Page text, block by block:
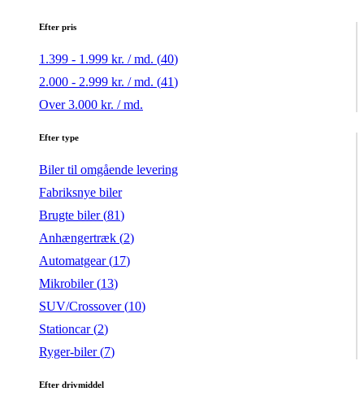
Efter pris
1.399 - 1.999 kr. / md. (40)
2.000 - 2.999 kr. / md. (41)
Over 3.000 kr. / md.
Efter type
Biler til omgående levering
Fabriksnye biler
Brugte biler (81)
Anhængertræk (2)
Automatgear (17)
Mikrobiler (13)
SUV/Crossover (10)
Stationcar (2)
Ryger-biler (7)
Efter drivmiddel